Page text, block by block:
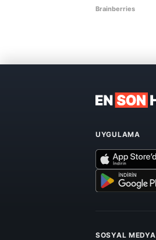
UYGULAMA
SOSYAL MEDYA